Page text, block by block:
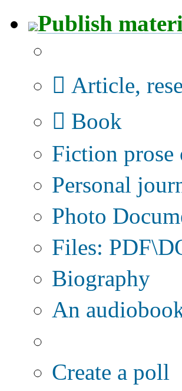
Publish
Article,
Book
Fiction prose
Personal
Photo
Files:
Biography
An
Create a poll